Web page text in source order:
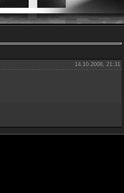
14.10.2008, 21:31